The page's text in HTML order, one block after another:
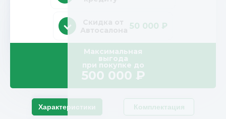
50 000 ₽
Максимальная
выгода
при покупке до
500 000 ₽
Характеристики Комплектация